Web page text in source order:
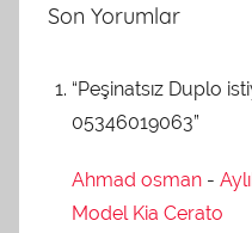
Son Yorumlar
“Peşinatsız Duplo
05346019063”
Ahmad osman -
Model Kia Cerato